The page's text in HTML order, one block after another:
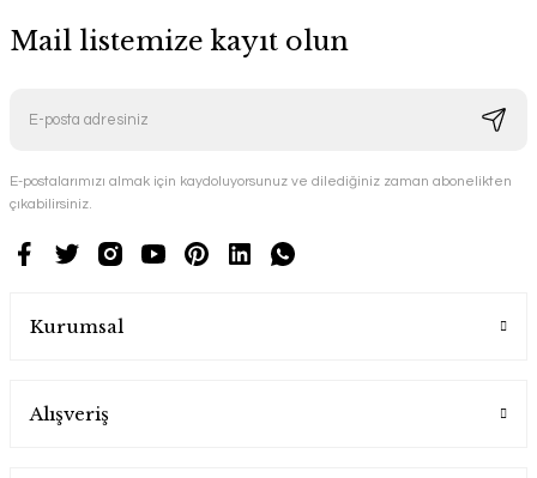
Mail listemize kayıt olun
E-postalarımızı almak için kaydoluyorsunuz ve dilediğiniz zaman abonelikten
çıkabilirsiniz.
Kurumsal
Alışveriş